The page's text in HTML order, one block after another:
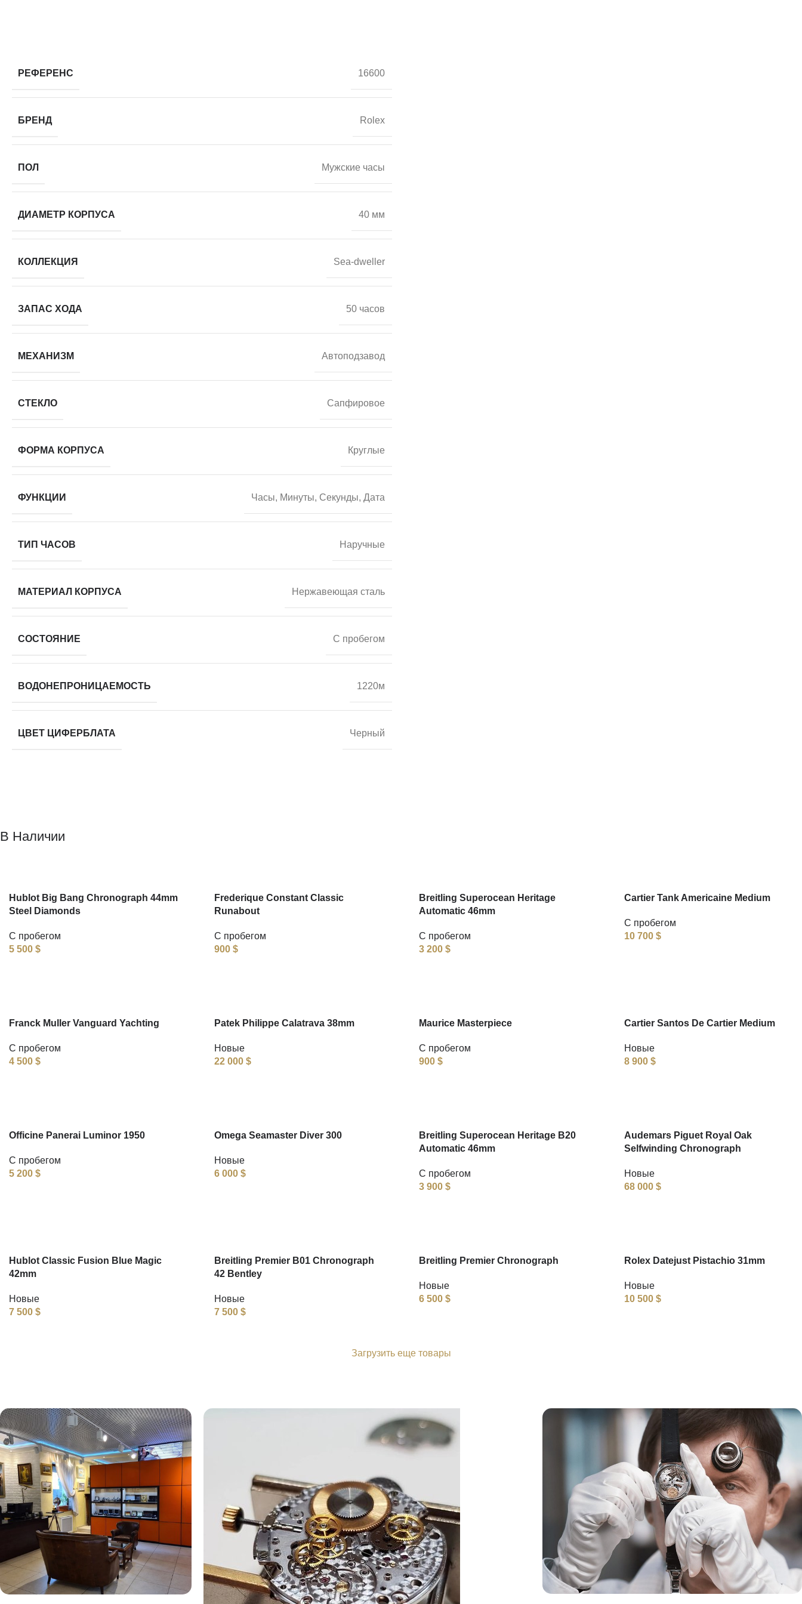
РЕФЕРЕНС 16600
БРЕНД Rolex
ПОЛ Мужские часы
ДИАМЕТР КОРПУСА 40 мм
КОЛЛЕКЦИЯ Sea-dweller
ЗАПАС ХОДА 50 часов
МЕХАНИЗМ Автоподзавод
СТЕКЛО Сапфировое
ФОРМА КОРПУСА Круглые
ФУНКЦИИ Часы, Минуты, Секунды, Дата
ТИП ЧАСОВ Наручные
МАТЕРИАЛ КОРПУСА Нержавеющая сталь
СОСТОЯНИЕ С пробегом
ВОДОНЕПРОНИЦАЕМОСТЬ 1220м
ЦВЕТ ЦИФЕРБЛАТА Черный
В Наличии
Hublot Big Bang Chronograph 44mm
Steel Diamonds
С пробегом
5 500 $
Frederique Constant Classic
Runabout
С пробегом
900 $
Breitling Superocean Heritage
Automatic 46mm
С пробегом
3 200 $
Cartier Tank Americaine Medium
С пробегом
10 700 $
Franck Muller Vanguard Yachting
С пробегом
4 500 $
Patek Philippe Calatrava 38mm
Новые
22 000 $
Maurice Masterpiece
С пробегом
900 $
Cartier Santos De Cartier Medium
Новые
8 900 $
Officine Panerai Luminor 1950
С пробегом
5 200 $
Omega Seamaster Diver 300
Новые
6 000 $
Breitling Superocean Heritage B20
Automatic 46mm
С пробегом
3 900 $
Audemars Piguet Royal Oak
Selfwinding Chronograph
Новые
68 000 $
Hublot Classic Fusion Blue Magic
42mm
Новые
7 500 $
Breitling Premier B01 Chronograph
42 Bentley
Новые
7 500 $
Breitling Premier Chronograph
Новые
6 500 $
Rolex Datejust Pistachio 31mm
Новые
10 500 $
Загрузить еще товары